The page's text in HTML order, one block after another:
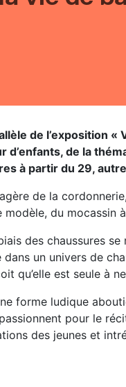
de l’exposition
d’enfants, de la
à partir du 29,
de la
modèle, du mocassin
des chaussures
dans un univers de
qu’elle est seule à
forme ludique
pour le
des jeunes et